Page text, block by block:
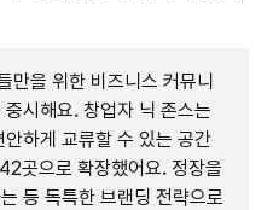
만을 위한 비즈니스 커뮤니
시해요. 창업자 닉 존스는
하게 교류할 수 있는 공간
곳으로 확장했어요. 정장을
등 독특한 브랜딩 전략으로